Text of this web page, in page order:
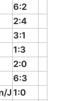
6:2
2:4
3:1
1:3
2:0
6:3
J 1:0